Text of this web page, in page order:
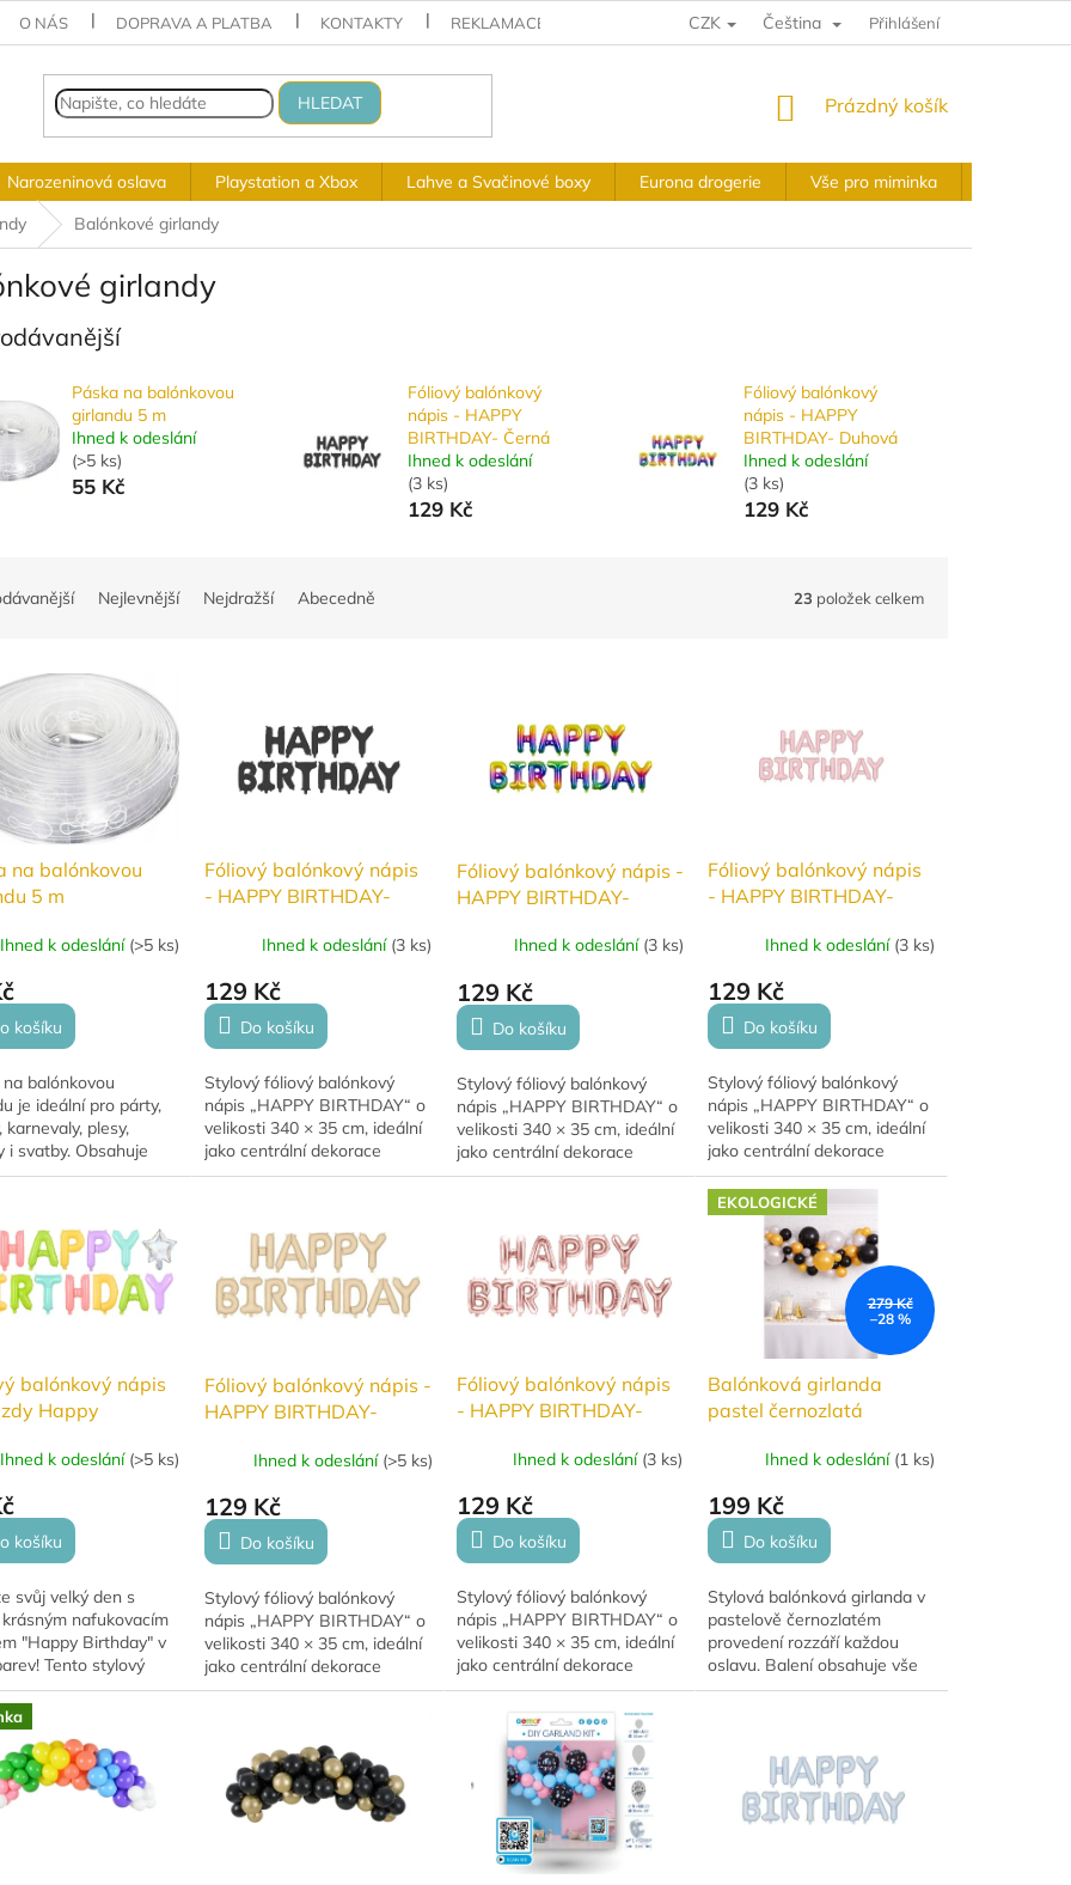
O NÁS DOPRAVA A PLATBA KONTAKTY REKLAMACE A VRÁCENÍ VÝKUPNÍ PODMÍNKY OBCHODNÍ PODMÍNKY
CZK Čeština Přihlášení
HLEDAT
NÁKUPNÍ
Prázdný košík
Narozeninová oslava Playstation a Xbox Lahve a Svačinové boxy Eurona drogerie Vše pro miminka
Balónkové girlandy
girlandy
Páska na balónkovou
girlandu 5 m
Ihned k odeslání
(>5 ks)
55 Kč
Fóliový balónkový
nápis - HAPPY
BIRTHDAY- Černá
Ihned k odeslání
(3 ks)
129 Kč
Fóliový balónkový
nápis - HAPPY
BIRTHDAY- Duhová
Ihned k odeslání
(3 ks)
129 Kč
Nejlevnější Nejdražší Abecedně 23 položek celkem
na balónkovou
5 m
Ihned k odeslání (>5 ks)
košíku
na balónkovou
je ideální pro párty,
karnevaly, plesy,
i svatby. Obsahuje
otvory, do kterých
Fóliový balónkový nápis
- HAPPY BIRTHDAY-
Ihned k odeslání (3 ks)
129 Kč
Do košíku
Stylový fóliový balónkový
nápis „HAPPY BIRTHDAY“ o
velikosti 340 × 35 cm, ideální
jako centrální dekorace
narozeninové oslavy.
Fóliový balónkový nápis -
HAPPY BIRTHDAY-
Ihned k odeslání (3 ks)
129 Kč
Do košíku
Stylový fóliový balónkový
nápis „HAPPY BIRTHDAY“ o
velikosti 340 × 35 cm, ideální
jako centrální dekorace
narozeninové oslavy. Vyroben
Fóliový balónkový nápis
- HAPPY BIRTHDAY-
Ihned k odeslání (3 ks)
129 Kč
Do košíku
Stylový fóliový balónkový
nápis „HAPPY BIRTHDAY“ o
velikosti 340 × 35 cm, ideální
jako centrální dekorace
narozeninové oslavy.
Vyroben z kvalitní fólie s
krásným leskem,...
balónkový nápis
Happy
Ihned k odeslání (>5 ks)
košíku
svůj velký den s
nafukovacím
"Happy Birthday" v
Tento stylový
je ideální pro každou
párty a dodá
oslavení...
Fóliový balónkový nápis -
HAPPY BIRTHDAY-
Ihned k odeslání (>5 ks)
129 Kč
Do košíku
Stylový fóliový balónkový
nápis „HAPPY BIRTHDAY“ o
velikosti 340 × 35 cm, ideální
jako centrální dekorace
narozeninové oslavy. Vyroben
Fóliový balónkový nápis
- HAPPY BIRTHDAY-
Ihned k odeslání (3 ks)
129 Kč
Do košíku
Stylový fóliový balónkový
nápis „HAPPY BIRTHDAY“ o
velikosti 340 × 35 cm, ideální
jako centrální dekorace
narozeninové oslavy.
Vyroben z kvalitní fólie s
krásným leskem,...
EKOLOGICKÉ
279 Kč
–28 %
Balónková girlanda
pastel černozlatá
Ihned k odeslání (1 ks)
199 Kč
Do košíku
Stylová balónková girlanda v
pastelově černozlatém
provedení rozzáří každou
oslavu. Balení obsahuje vše
potřebné k vytvoření